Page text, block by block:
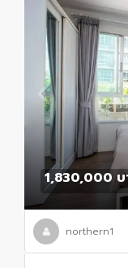
1,830,000 บ
northern1